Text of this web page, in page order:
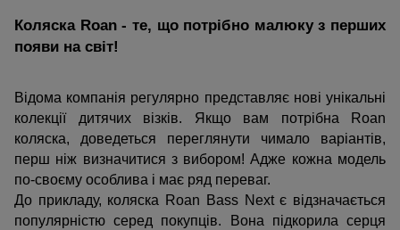
Коляска Roan - те, що потрібно малюку з перших
появи на світ!
Відома компанія регулярно представляє нові унікальні
колекції дитячих візків. Якщо вам потрібна Roan
коляска, доведеться переглянути чимало варіантів,
перш ніж визначитися з вибором! Адже кожна модель
по-своєму особлива і має ряд переваг.
До прикладу, коляска Roan Bass Next є відзначається
популярністю серед покупців. Вона підкорила серця